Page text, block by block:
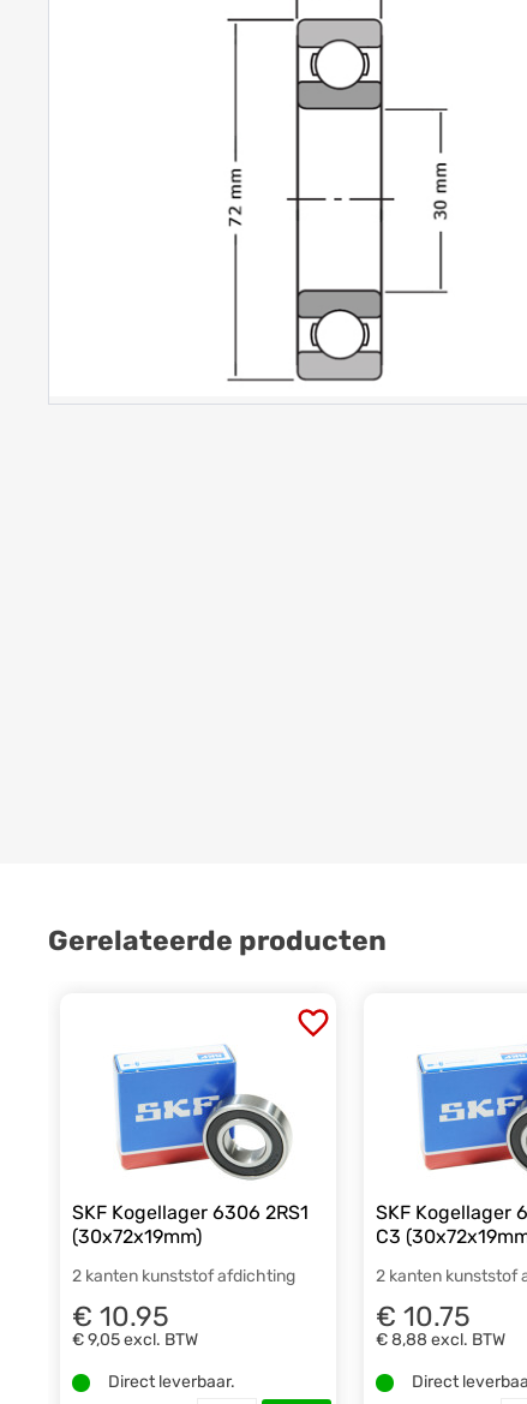
Gerelateerde producten
SKF Kogellager 6306 2RS1
(30x72x19mm)
2 kanten kunststof afdichting
€ 10.95
€ 9,05excl. BTW
Direct leverbaar.
SKF Kogellager
C3
2 kanten kunststof
€ 10.75
€ 8,88 excl. BTW
Direct